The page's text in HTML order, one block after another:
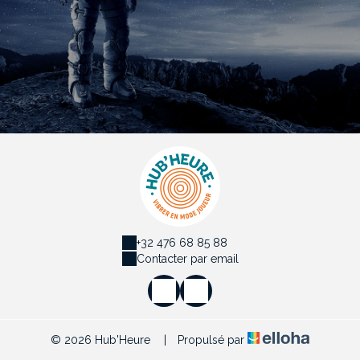
+32 476 68 85 88
Contacter par email
© 2026 Hub'Heure Propulsé par